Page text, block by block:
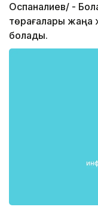
Оспаналиев/ -
төрағалары жаңа
болады.